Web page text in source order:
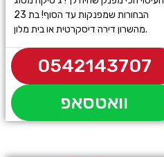
הבחורות שמפנקות עד הסוף! בת 23
מהשרון דירה דיסקרטית או בית מלון.
0542143707
וואטסאפ